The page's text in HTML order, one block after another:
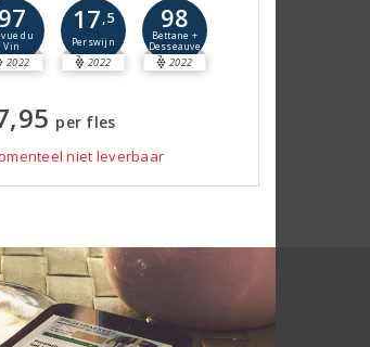
97
du
Vin
2022
17,5
Perswijn
2022
98
Bettane +
Desseauve
2022
per fles
niet leverbaar